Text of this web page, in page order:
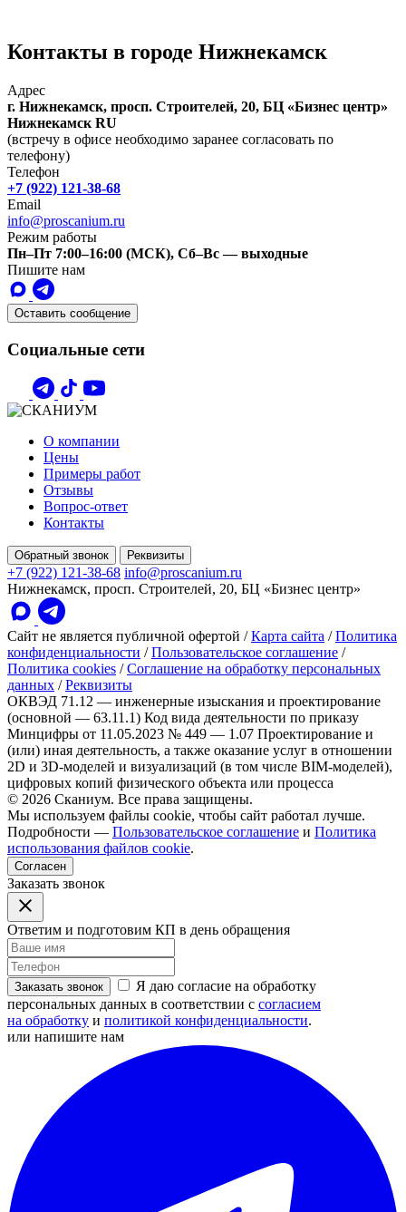
Контакты в городе Нижнекамск
Адрес
г. Нижнекамск, просп. Строителей, 20, БЦ «Бизнес центр»
Нижнекамск RU
(встречу в офисе необходимо заранее согласовать по
телефону)
Телефон
+7 (922) 121-38-68
Email
info@proscanium.ru
Режим работы
Пн–Пт 7:00–16:00 (МСК), Сб–Вс — выходные
Пишите нам
Оставить сообщение
Социальные сети
О компании
Цены
Примеры работ
Отзывы
Вопрос-ответ
Контакты
Обратный звонок Реквизиты
+7 (922) 121-38-68 info@proscanium.ru
Нижнекамск, просп. Строителей, 20, БЦ «Бизнес центр»
Сайт не является публичной офертой / Карта сайта / Политика
конфиденциальности / Пользовательское соглашение /
Политика cookies / Соглашение на обработку персональных
данных / Реквизиты
ОКВЭД 71.12 — инженерные изыскания и проектирование
(основной — 63.11.1) Код вида деятельности по приказу
Минцифры от 11.05.2023 № 449 — 1.07 Проектирование и
(или) иная деятельность, а также оказание услуг в отношении
2D и 3D-моделей и визуализаций (в том числе BIM-моделей),
цифровых копий физического объекта или процесса
© 2026 Сканиум. Все права защищены.
Мы используем файлы cookie, чтобы сайт работал лучше.
Подробности — Пользовательское соглашение и Политика
использования файлов cookie.
Согласен
Заказать звонок
Ответим и подготовим КП в день обращения
Заказать звонок
Я даю согласие на обработку
персональных данных в соответствии с согласием
на обработку и политикой конфиденциальности.
или напишите нам